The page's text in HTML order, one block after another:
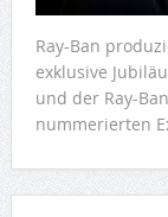
Ray-Ban
exklusive
und der Ray-
nummerierten